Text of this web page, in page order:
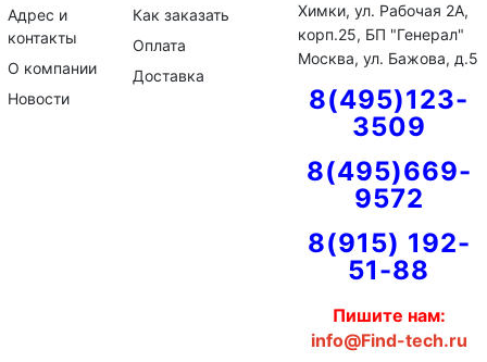
Адрес и
контакты
О компании
Новости
Как заказать
Оплата
Доставка
Химки, ул. Рабочая 2А,
корп.25, БП "Генерал"
Москва, ул. Бажова, д.5
8(495)123-
3509
8(495)669-
9572
8(915) 192-
51-88
Пишите нам:
info@Find-tech.ru